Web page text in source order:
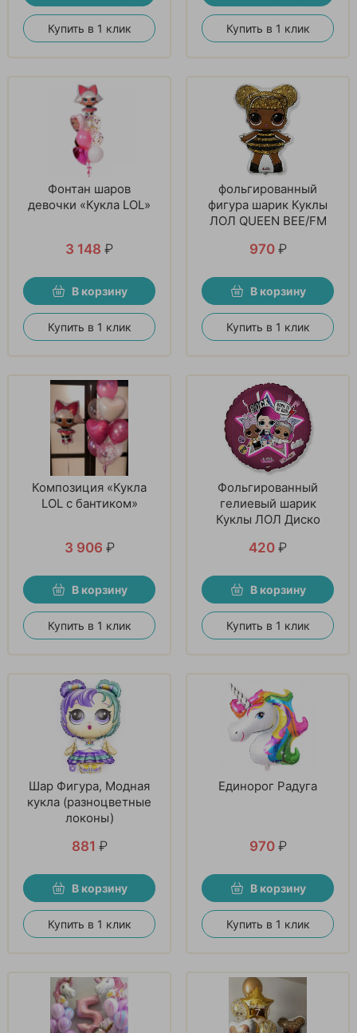
Купить в 1 клик Купить в 1 клик
Фонтан шаров
девочки «Кукла LOL»
3 148 ₽
В корзину
Купить в 1 клик
фольгированный
фигура шарик Куклы
ЛОЛ QUEEN BEE/FM
970 ₽
В корзину
Купить в 1 клик
Композиция «Кукла
LOL с бантиком»
3 906 ₽
В корзину
Купить в 1 клик
Фольгированный
гелиевый шарик
Куклы ЛОЛ Диско
420 ₽
В корзину
Купить в 1 клик
Шар Фигура, Модная
кукла (разноцветные
локоны)
881 ₽
В корзину
Купить в 1 клик
Единорог Радуга
970 ₽
В корзину
Купить в 1 клик